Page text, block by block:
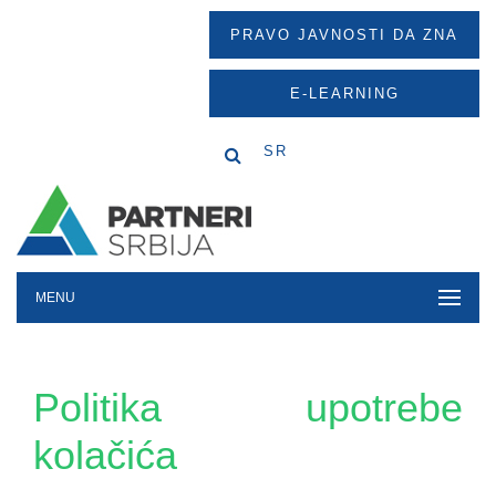
PRAVO JAVNOSTI DA ZNA
E-LEARNING
SR
MENU
Politika upotrebe
kolačića